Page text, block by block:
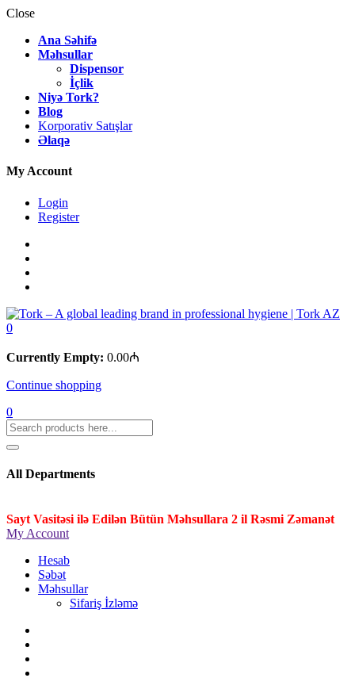
Close
Ana Səhifə
Məhsullar
Dispensor
İçlik
Niyə Tork?
Blog
Korporativ Satışlar
Əlaqə
My Account
Login
Register
0
Currently Empty: 0.00₼
Continue shopping
0
All Departments
Sayt Vasitəsi ilə Edilən Bütün Məhsullara 2 il Rəsmi Zəmanət
My Account
Hesab
Səbət
Məhsullar
Sifariş İzləmə